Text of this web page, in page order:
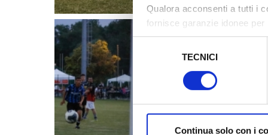
Qualora acconsenti a tutti i
fornisce garanzie idonee
sicurezza a Tutela dei
TECNICI
Continua solo con i